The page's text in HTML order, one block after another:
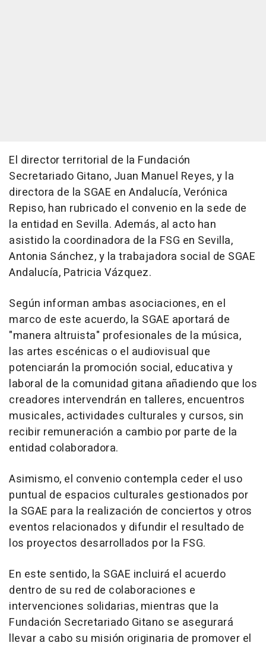
El director territorial de la Fundación
Secretariado Gitano, Juan Manuel Reyes, y la
directora de la SGAE en Andalucía, Verónica
Repiso, han rubricado el convenio en la sede de
la entidad en Sevilla. Además, al acto han
asistido la coordinadora de la FSG en Sevilla,
Antonia Sánchez, y la trabajadora social de SGAE
Andalucía, Patricia Vázquez.
Según informan ambas asociaciones, en el
marco de este acuerdo, la SGAE aportará de
"manera altruista" profesionales de la música,
las artes escénicas o el audiovisual que
potenciarán la promoción social, educativa y
laboral de la comunidad gitana añadiendo que los
creadores intervendrán en talleres, encuentros
musicales, actividades culturales y cursos, sin
recibir remuneración a cambio por parte de la
entidad colaboradora.
Asimismo, el convenio contempla ceder el uso
puntual de espacios culturales gestionados por
la SGAE para la realización de conciertos y otros
eventos relacionados y difundir el resultado de
los proyectos desarrollados por la FSG.
En este sentido, la SGAE incluirá el acuerdo
dentro de su red de colaboraciones e
intervenciones solidarias, mientras que la
Fundación Secretariado Gitano se asegurará
llevar a cabo su misión originaria de promover el